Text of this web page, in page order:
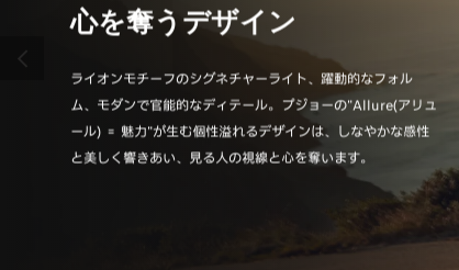
心を奪うデザイン
ライオンモチーフのシグネチャーライト、躍動的なフォル
ム、モダンで官能的なディテール。プジョーの"Allure(アリュ
ール) ＝ 魅力"が生む個性溢れるデザインは、しなやかな感性
と美しく響きあい、見る人の視線と心を奪います。